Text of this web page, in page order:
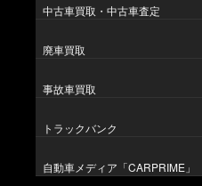
中古車買取・中古車査定
廃車買取
事故車買取
トラックバンク
自動車メディア「CARPRIME」